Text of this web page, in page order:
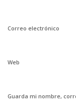
Correo electrónico
Web
Guarda mi nombre,